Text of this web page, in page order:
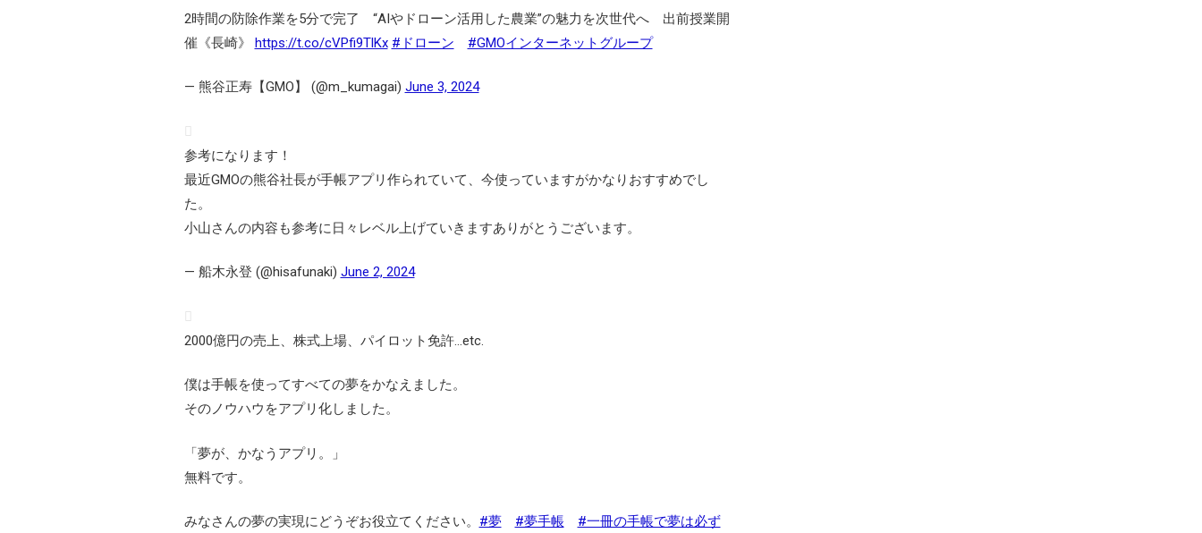
2時間の防除作業を5分で完了 “AIやドローン活用した農業”の魅力を次世代へ 出前授業開
催《長崎》 https://t.co/cVPfi9TlKx #ドローン #GMOインターネットグループ
— 熊谷正寿【GMO】 (@m_kumagai) June 3, 2024
参考になります！
最近GMOの熊谷社長が手帳アプリ作られていて、今使っていますがかなりおすすめでし
た。
小山さんの内容も参考に日々レベル上げていきますありがとうございます。
— 船木永登 (@hisafunaki) June 2, 2024
2000億円の売上、株式上場、パイロット免許…etc.
僕は手帳を使ってすべての夢をかなえました。
そのノウハウをアプリ化しました。
「夢が、かなうアプリ。」
無料です。
みなさんの夢の実現にどうぞお役立てください。 #夢 #夢手帳
#一冊の手帳で夢は必ず